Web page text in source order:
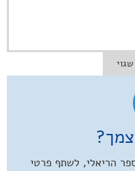
הריאלי, לשתף פרטי